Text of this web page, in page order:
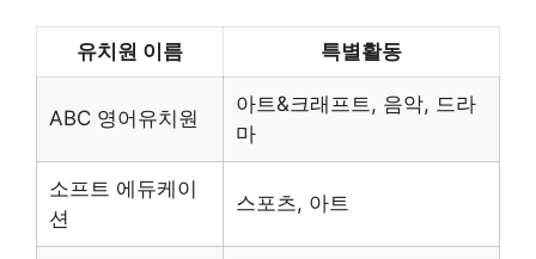
유치원 이름 특별활동
ABC 영어유치원
아트&크래프트, 음악, 드라
마
소프트 에듀케이
션
스포츠, 아트